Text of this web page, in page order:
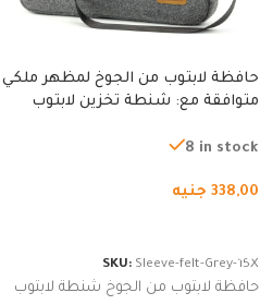
حافظة لابتوب من الجوخ لمظهر ملكي |
متوافقة مع: شنطة تخزين لابتوب
من الجوخ لجهاز نوت بوك والتابلت،
8 in stock
338,00 جنيه
SKU: Sleeve-felt-Grey-15X
حافظة لابتوب من الجوخ شنطة لابتوب